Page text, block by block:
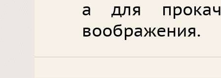
а для
воображения.